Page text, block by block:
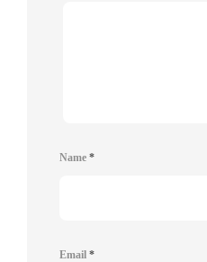
Name *
Email *